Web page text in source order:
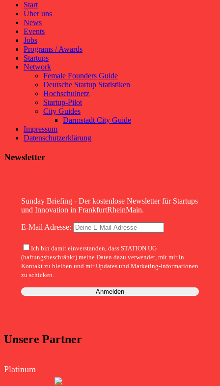
Start
Über uns
News
Events
Jobs
Programs / Awards
Startups
Network
Female Founders Guide
Deutsche Startup Statistiken
Hochschulnetz
Startup-Pilot
City Guides
Darmstadt City Guide
Impressum
Datenschutzerklärung
Newsletter
Sunday Briefing - Der kostenlose Newsletter für Startups
und Innovation in FrankfurtRheinMain.
E-Mail Adresse:
Ich bin damit einverstanden, dass STATION UG
(haftungsbeschränkt) meine Daten dazu verwendet, mit mir in
Kontakt zu bleiben und mir Updates und Marketing-Informationen
zu schicken.
Unsere Partner
Platinum